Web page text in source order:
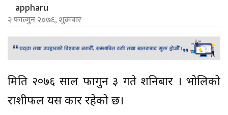
appharu
२ फाल्गुन २०७६, शुक्रबार
मिति २०७६ साल फागुन ३ गते शनिबार । भोलिको
राशीफल यस प्रकार रहेको छ।